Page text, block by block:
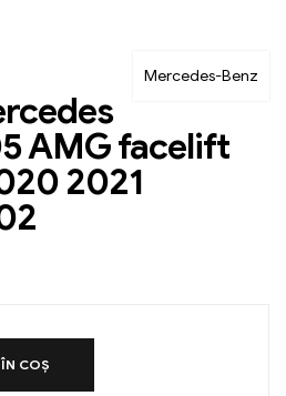
Mercedes-Benz
AMG facelift
2021
COȘ